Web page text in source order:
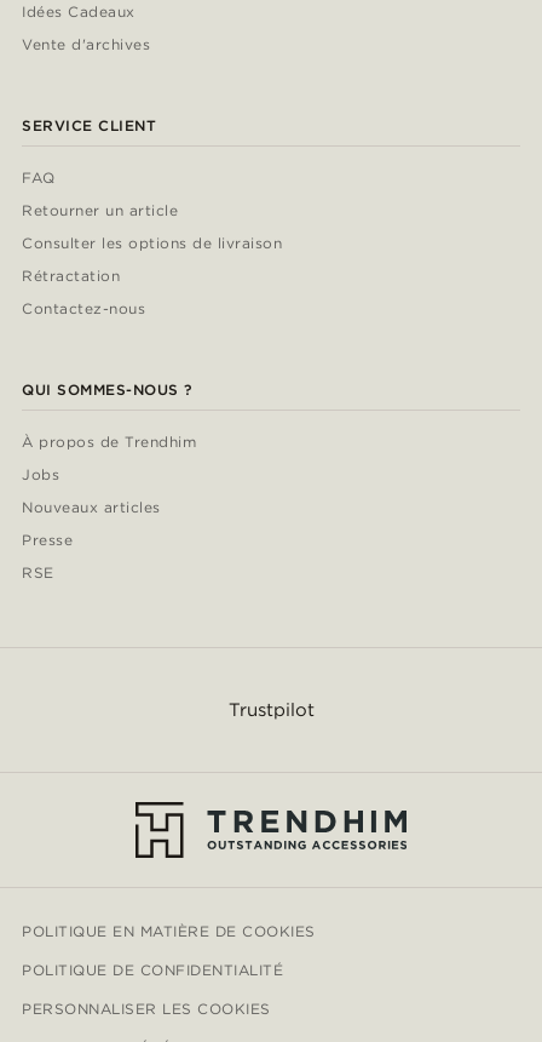
Idées Cadeaux
Vente d'archives
SERVICE CLIENT
FAQ
Retourner un article
Consulter les options de livraison
Rétractation
Contactez-nous
QUI SOMMES-NOUS ?
À propos de Trendhim
Jobs
Nouveaux articles
Presse
RSE
Trustpilot
POLITIQUE EN MATIÈRE DE COOKIES
POLITIQUE DE CONFIDENTIALITÉ
PERSONNALISER LES COOKIES